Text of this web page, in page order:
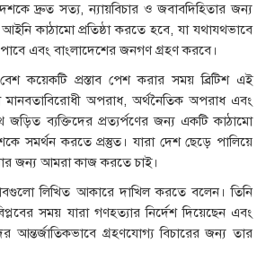
দ্রুত সত্য, ন্যায়বিচার ও জবাবদিহিতার জন্য
কাঠামো প্রতিষ্ঠা করতে হবে, যা যথাযথভাবে
এবং বাংলাদেশের জনগণ গ্রহণ করবে।
কয়েকটি প্রস্তাব পেশ করার সময় ব্রিটিশ এই
অপরাধ, অর্থনৈতিক অপরাধ এবং
জড়িত ব্যক্তিদের প্রত্যর্পণের জন্য একটি কাঠামো
সমর্থন করতে প্রস্তুত। যারা দেশ ছেড়ে পালিয়ে
জন্য আমরা কাজ করতে চাই।
লিখিত আকারে দাখিল করতে বলেন। তিনি
সময় যারা গণহত্যার নির্দেশ দিয়েছেন এবং
আন্তর্জাতিকভাবে গ্রহণযোগ্য বিচারের জন্য তার